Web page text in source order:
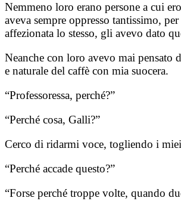
Nemmeno loro erano persone a cui
aveva sempre oppresso tantissimo,
affezionata lo stesso, gli avevo dato
Neanche con loro avevo mai pensato
e naturale del caffè con mia suocera.
“Professoressa, perché?”
“Perché cosa, Galli?”
Cerco di ridarmi voce, togliendo i
“Perché accade questo?”
“Forse perché troppe volte, quando